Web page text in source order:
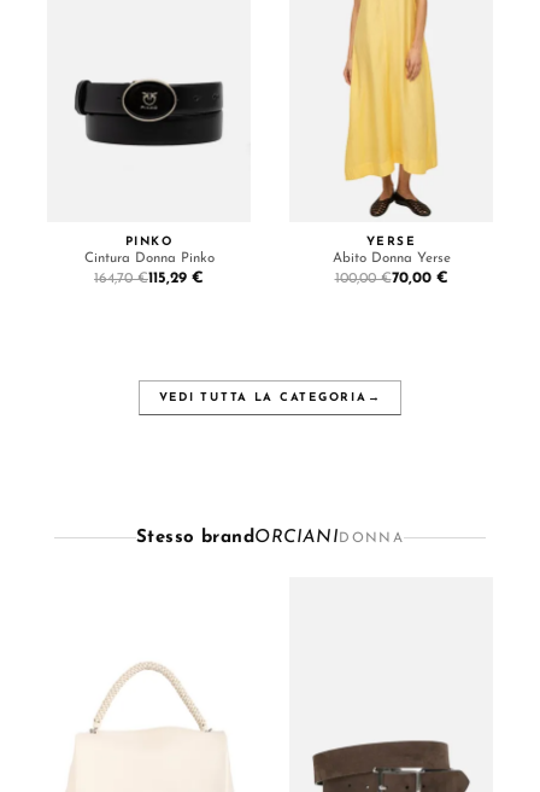
PINKO
Cintura Donna Pinko
164,70 €115,29 €
YERSE
Abito Donna Yerse
100,00 €70,00 €
VEDI TUTTA LA CATEGORIA →
Stesso brand ORCIANI DONNA